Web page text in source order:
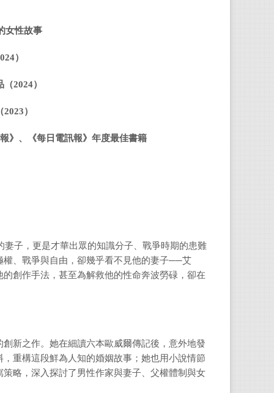
女性故事
）
（2024）
2023）
》、《每日電訊報》年度最佳書籍
子，更是才華出眾的知識分子、戰爭時期的患難
、戰爭與自由，卻幾乎看不見他的妻子──艾
創作手法，甚至為解救他的性命奔波勞碌，卻在
新之作。她在細讀六本歐威爾傳記後，意外地發
重構這段鮮為人知的婚姻故事；她也用小說情節
略，深入探討了男性作家與妻子、父權體制與女